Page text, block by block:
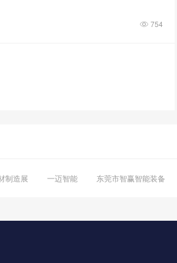
754
制造展 一迈智能 东莞市智赢智能装备